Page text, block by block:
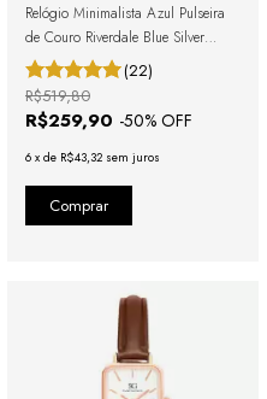
Relógio Minimalista Azul Pulseira
de Couro Riverdale Blue Silver
40mm
(22)
R$259,90 -50% OFF
R$519,80
6 x de R$43,32 sem juros